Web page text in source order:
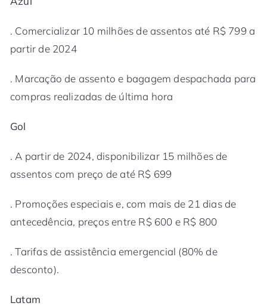
. Comercializar 10 milhões de assentos até R$ 799 a
partir de 2024
. Marcação de assento e bagagem despachada para
compras realizadas de última hora
Gol
. A partir de 2024, disponibilizar 15 milhões de
assentos com preço de até R$ 699
. Promoções especiais e, com mais de 21 dias de
antecedência, preços entre R$ 600 e R$ 800
. Tarifas de assistência emergencial (80% de
desconto).
Latam